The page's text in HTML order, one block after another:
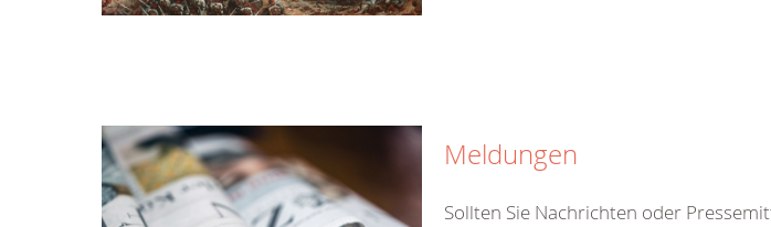
Meldungen
Sollten Sie Nachrichten oder